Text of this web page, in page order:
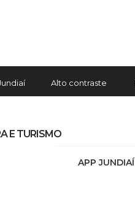
Alto contraste
APP JUNDIAÍ
E TURISMO